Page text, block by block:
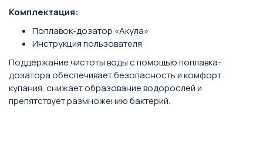
Комплектация:
Поплавок-дозатор «Акула»
Инструкция пользователя
Поддержание чистоты воды с помощью поплавка-
дозатора обеспечивает безопасность и комфорт
купания, снижает образование водорослей и
препятствует размножению бактерий.